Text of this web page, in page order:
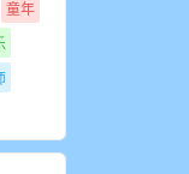
童年